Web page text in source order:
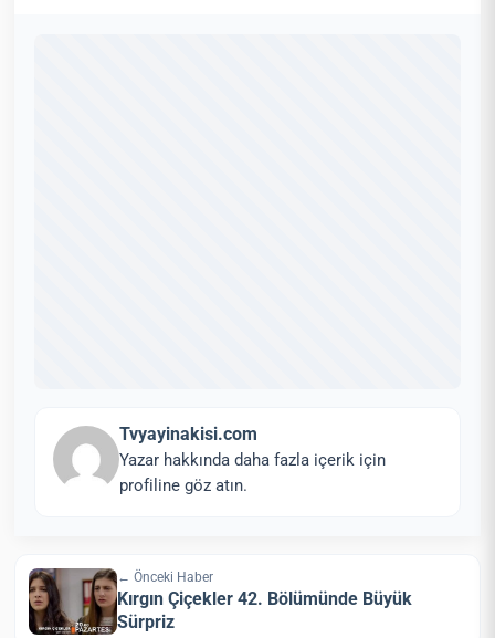
Tvyayinakisi.com
Yazar hakkında daha fazla içerik için
profiline göz atın.
← Önceki Haber
Kırgın Çiçekler 42. Bölümünde Büyük
Sürpriz